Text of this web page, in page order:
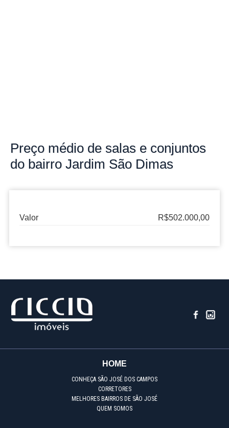
Preço médio de salas e conjuntos
do bairro Jardim São Dimas
Valor R$502.000,00
HOME
CONHEÇA SÃO JOSÉ DOS CAMPOS
CORRETORES
MELHORES BAIRROS DE SÃO JOSÉ
QUEM SOMOS